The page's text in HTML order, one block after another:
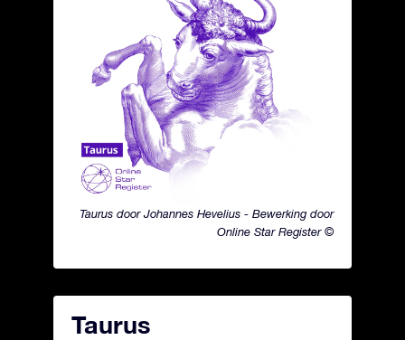
Taurus door Johannes Hevelius - Bewerking door
Online Star Register ©
Taurus